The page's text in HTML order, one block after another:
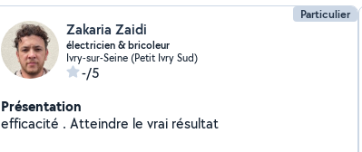
Particulier
Zakaria Zaidi
électricien & bricoleur
Ivry-sur-Seine (Petit Ivry Sud)
-/5
Présentation
efficacité . Atteindre le vrai résultat